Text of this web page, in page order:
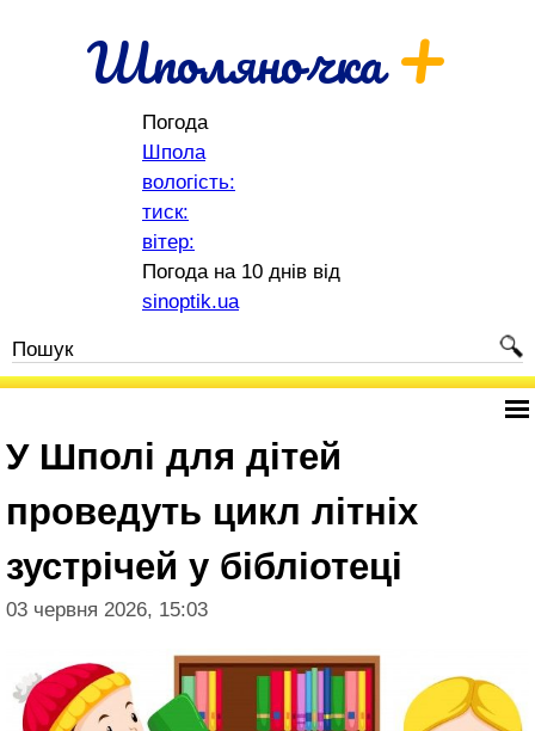
Шполяночка+
Погода
Шпола
вологість:
тиск:
вітер:
Погода на 10 днів від
sinoptik.ua
У Шполі для дітей
проведуть цикл літніх
зустрічей у бібліотеці
03 червня 2026, 15:03